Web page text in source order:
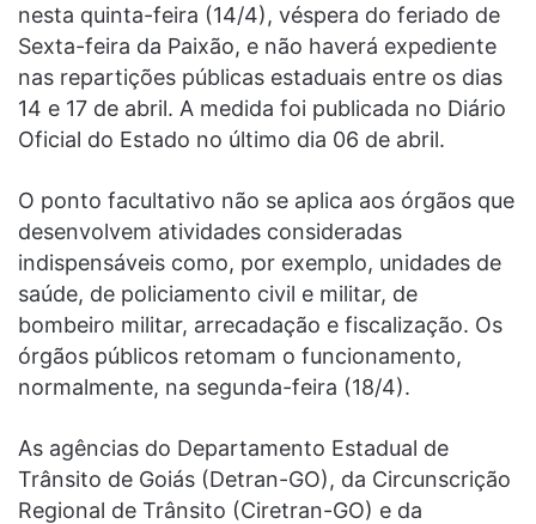
nesta quinta-feira (14/4), véspera do feriado de
Sexta-feira da Paixão, e não haverá expediente
nas repartições públicas estaduais entre os dias
14 e 17 de abril. A medida foi publicada no Diário
Oficial do Estado no último dia 06 de abril.
O ponto facultativo não se aplica aos órgãos que
desenvolvem atividades consideradas
indispensáveis como, por exemplo, unidades de
saúde, de policiamento civil e militar, de
bombeiro militar, arrecadação e fiscalização. Os
órgãos públicos retomam o funcionamento,
normalmente, na segunda-feira (18/4).
As agências do Departamento Estadual de
Trânsito de Goiás (Detran-GO), da Circunscrição
Regional de Trânsito (Ciretran-GO) e da